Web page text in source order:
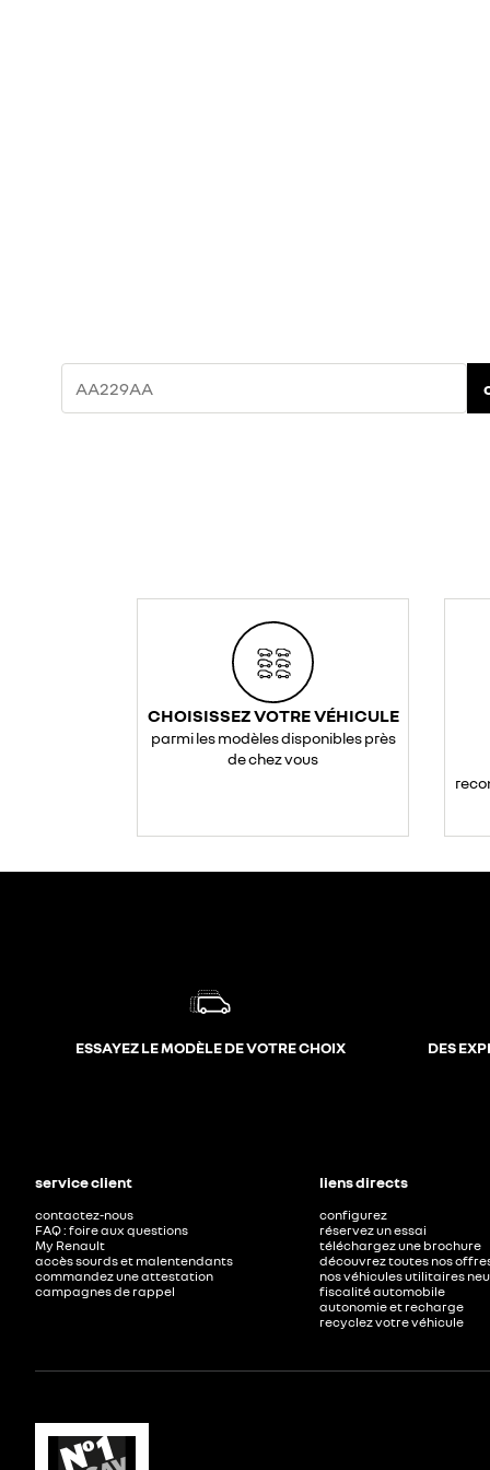
CHOISISSEZ VOTRE VÉHICULE
parmi les modèles disponibles près
de chez vous
ESSAYEZ LE MODÈLE DE VOTRE CHOIX DES
service client
contactez-nous
FAQ : foire aux questions
My Renault
accès sourds et malentendants
commandez une attestation
campagnes de rappel
liens directs
configurez
réservez un essai
téléchargez une brochure
découvrez toutes nos
nos véhicules utilitaires
fiscalité automobile
autonomie et recharge
recyclez votre véhicule